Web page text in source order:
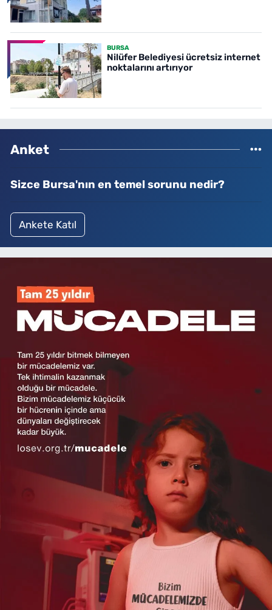
BURSA
Nilüfer Belediyesi ücretsiz internet
noktalarını artırıyor
Anket
Sizce Bursa'nın en temel sorunu nedir?
Ankete Katıl